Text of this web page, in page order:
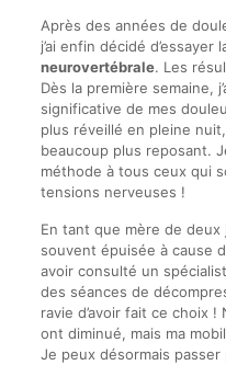
Après des années de
j’ai enfin décidé d’essayer
neurovertébrale. Les
Dès la première semaine,
significative de mes
plus réveillé en pleine
beaucoup plus reposant.
méthode à tous ceux qui
tensions nerveuses !
En tant que mère de
souvent épuisée à cause
avoir consulté un
des séances de
ravie d’avoir fait ce choix
ont diminué, mais ma
Je peux désormais